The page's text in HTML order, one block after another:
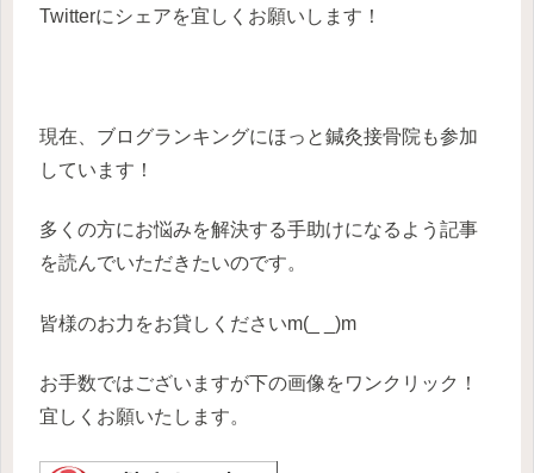
Twitterにシェアを宜しくお願いします！
現在、ブログランキングにほっと鍼灸接骨院も参加
しています！
多くの方にお悩みを解決する手助けになるよう記事
を読んでいただきたいのです。
皆様のお力をお貸しくださいm(_ _)m
お手数ではございますが下の画像をワンクリック！
宜しくお願いたします。